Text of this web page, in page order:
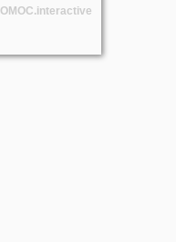
OMOC.interactive